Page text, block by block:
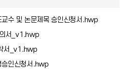
수 및 논문제목 승인신청서.hwp
서_v1.hwp
서_v1.hwp
승인신청서.hwp